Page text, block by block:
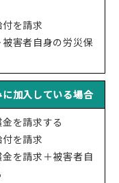
付を請求
被害者自身の労災保
加入している場合
を請求する
付を請求
金を請求＋被害者自